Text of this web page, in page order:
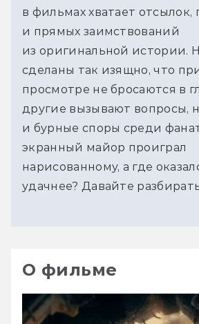
в фильмах хватает отсылок,
и прямых заимствований
из оригинальной истории.
сделаны так изящно, что
просмотре не бросаются в
другие вызывают вопросы,
и бурные споры среди
экранный майор проиграл
нарисованному, а где
удачнее? Давайте
О фильме